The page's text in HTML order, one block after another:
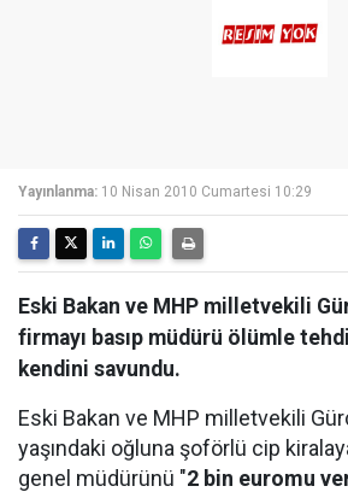
Yayınlanma: 10 Nisan 2010 Cumartesi 10:29
Eski Bakan ve MHP milletvekili
firmayı basıp müdürü ölümle
kendini savundu.
Eski Bakan ve MHP milletvekili
yaşındaki oğluna şoförlü cip
genel müdürünü "2 bin euromu